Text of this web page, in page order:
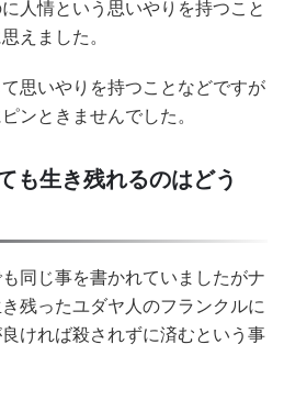
人情という思いやりを持つこと
えました。
思いやりを持つことなどですが
ンときませんでした。
も生き残れるのはどう
同じ事を書かれていましたがナ
残ったユダヤ人のフランクルに
ければ殺されずに済むという事